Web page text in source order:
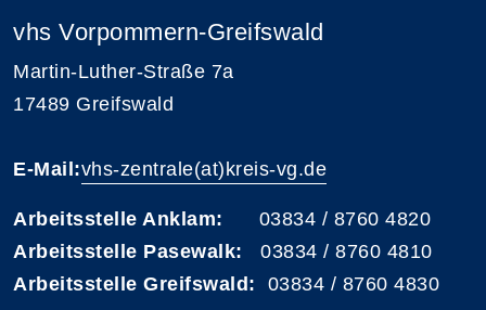
vhs Vorpommern-Greifswald
Martin-Luther-Straße 7a
17489 Greifswald
E-Mail:vhs-zentrale(at)kreis-vg.de
Arbeitsstelle Anklam: 03834 / 8760 4820
Arbeitsstelle Pasewalk: 03834 / 8760 4810
Arbeitsstelle Greifswald: 03834 / 8760 4830